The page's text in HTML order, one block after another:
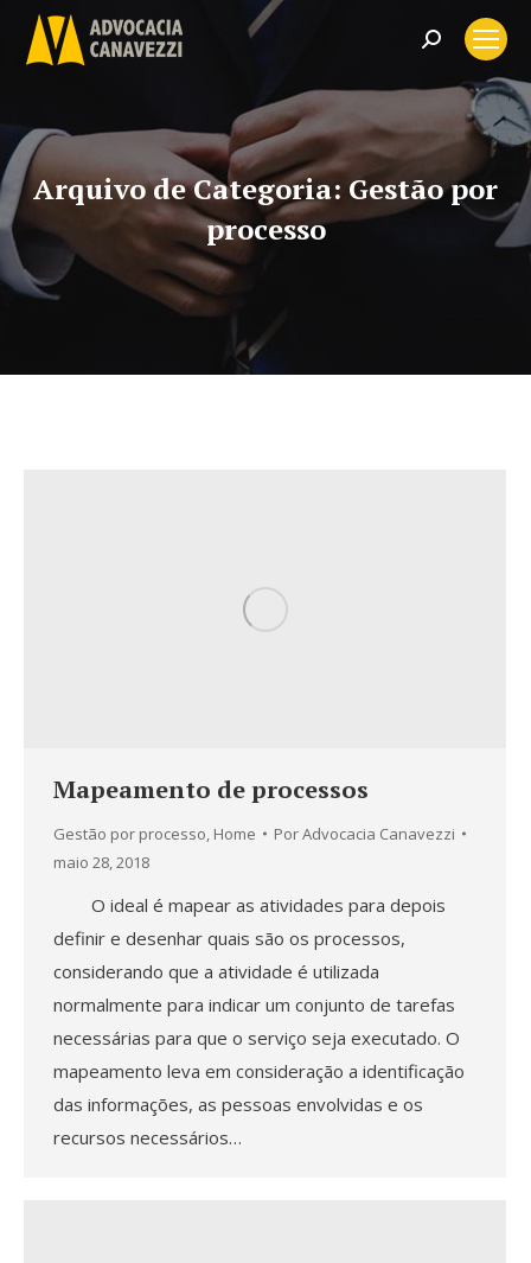
Search:
Arquivo de Categoria: Gestão por
processo
Mapeamento de processos
Gestão por processo, Home PorAdvocacia Canavezzi
maio 28, 2018
O ideal é mapear as atividades para depois
definir e desenhar quais são os processos,
considerando que a atividade é utilizada
normalmente para indicar um conjunto de tarefas
necessárias para que o serviço seja executado. O
mapeamento leva em consideração a identificação
das informações, as pessoas envolvidas e os
recursos necessários…